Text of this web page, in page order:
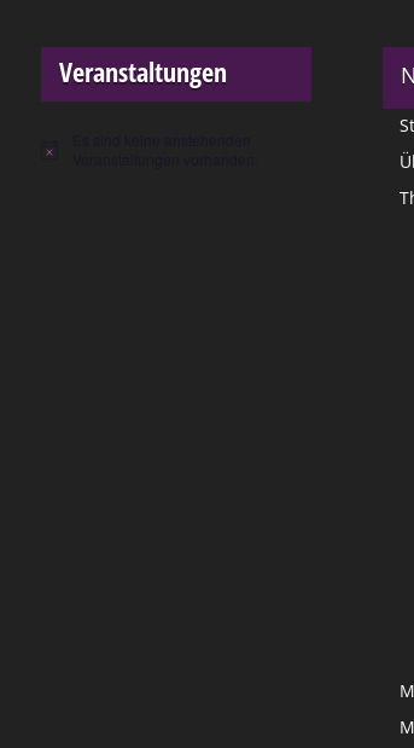
Veranstaltungen
Hinweis